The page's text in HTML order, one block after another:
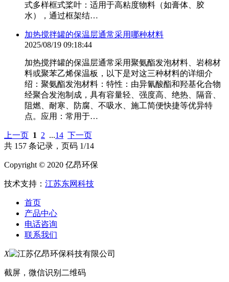
式多样框式桨叶：适用于高粘度物料（如膏体、胶
水），通过框架结…
加热搅拌罐的保温层通常采用哪种材料
2025/08/19 09:18:44
加热搅拌罐的保温层通常采用聚氨酯发泡材料、岩棉材
料或聚苯乙烯保温板，以下是对这三种材料的详细介
绍：聚氨酯发泡材料：特性：由异氰酸酯和羟基化合物
经聚合发泡制成，具有容量轻、强度高、绝热、隔音、
阻燃、耐寒、防腐、不吸水、施工简便快捷等优异特
点。应用：常用于…
上一页 1 2 ...14 下一页
共 157 条记录，页码 1/14
Copyright © 2020 亿昂环保
技术支持： 江苏东网科技
首页
产品中心
电话咨询
联系我们
X
截屏，微信识别二维码